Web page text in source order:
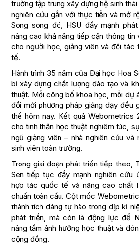
trường tập trung xây dựng hệ sinh
nghiên cứu gắn với thực tiễn và mở
Song song đó, HSU đẩy mạnh
nâng cao khả năng tiếp cận thông tin
cho người học, giảng viên và đối tác
tế.
Hành trình 35 năm của Đại học Hoa
bỉ xây dựng chất lượng đào tạo và
thuật. Mỗi công bố khoa học, mỗi dự
đổi mới phương pháp giảng dạy đều
thế hôm nay. Kết quả Webometrics
cho tinh thần học thuật nghiêm túc,
ngũ giảng viên – nhà nghiên cứu
sinh viên toàn trường.
Trong giai đoạn phát triển tiếp theo,
Sen tiếp tục đẩy mạnh nghiên cứu
hợp tác quốc tế và nâng cao chất
chuẩn toàn cầu. Cột mốc
thành tích đáng tự hào trong dịp kỉ
phát triển, mà còn là động lực để
nâng tầm ảnh hưởng học thuật và
cộng đồng.